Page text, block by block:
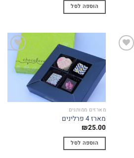
הוספה לסל
Add to
wishlist
מארזים ממותגים
מארז 4 פרלינים
₪25.00
הוספה לסל